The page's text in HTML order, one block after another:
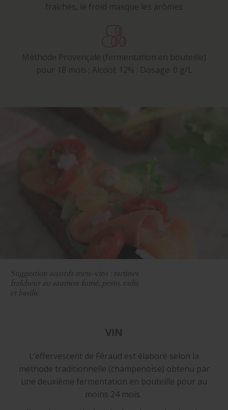
fraîches, le froid masque les arômes
Méthode Provençale (fermentation en bouteille)
pour 18 mois ; Alcool: 12% : Dosage: 0 g/L
Suggestion accords mets-vins : tartines
fraîcheur au saumon fumé, pesto, radis
et basilic
VIN
L‘effervescent de Féraud est élaboré selon la
méthode traditionnelle (champenoise) obtenu par
une deuxième fermentation en bouteille pour au
moins 24 mois.